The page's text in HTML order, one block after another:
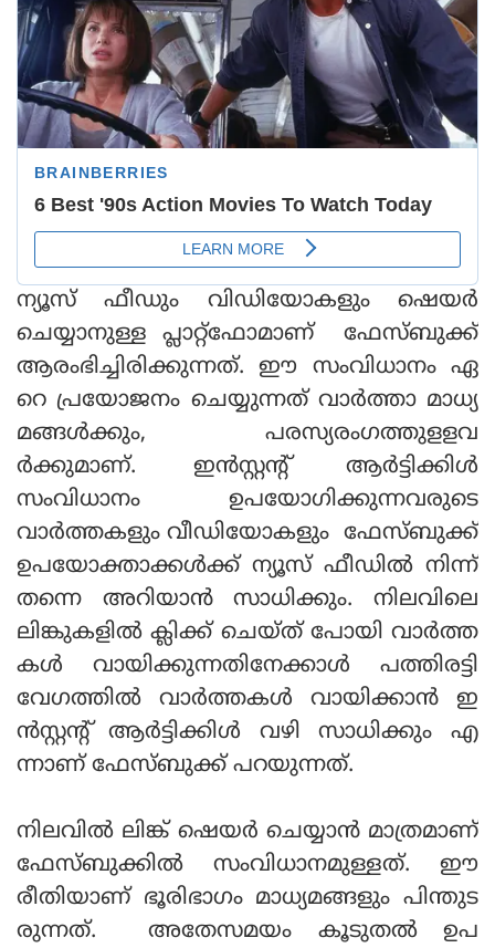
ന്യൂസ് ഫീഡും വിഡിയോകളും ഷെയര്‍
ചെയ്യാനുള്ള പ്ലാറ്റ്‌ഫോമാണ് ഫേസ്ബുക്ക്
ആരംഭിച്ചിരിക്കുന്നത്. ഈ സംവിധാനം ഏ
റെ പ്രയോജനം ചെയ്യുന്നത് വാര്‍ത്താ മാധ്യ
മങ്ങള്‍ക്കും, പരസ്യരംഗത്തുളളവ
ര്‍ക്കുമാണ്. ഇന്‍സ്റ്റന്റ് ആര്‍ട്ടിക്കിള്‍
സംവിധാനം ഉപയോഗിക്കുന്നവരുടെ
വാര്‍ത്തകളും വീഡിയോകളും ഫേസ്ബുക്ക്
ഉപയോക്താക്കള്‍ക്ക് ന്യൂസ് ഫീഡില്‍ നിന്ന്
തന്നെ അറിയാന്‍ സാധിക്കും. നിലവിലെ
ലിങ്കുകളില്‍ ക്ലിക്ക് ചെയ്ത് പോയി വാര്‍ത്ത
കള്‍ വായിക്കുന്നതിനേക്കാള്‍ പത്തിരട്ടി
വേഗത്തില്‍ വാര്‍ത്തകള്‍ വായിക്കാന്‍ ഇ
ന്‍സ്റ്റന്റ് ആര്‍ട്ടിക്കിള്‍ വഴി സാധിക്കും എ
ന്നാണ് ഫേസ്ബുക്ക് പറയുന്നത്.
നിലവില്‍ ലിങ്ക് ഷെയര്‍ ചെയ്യാന്‍ മാത്രമാണ്
ഫേസ്ബുക്കില്‍ സംവിധാനമുള്ളത്. ഈ
രീതിയാണ് ഭൂരിഭാഗം മാധ്യമങ്ങളും പിന്തുട
രുന്നത്. അതേസമയം കൂടുതല്‍ ഉപ